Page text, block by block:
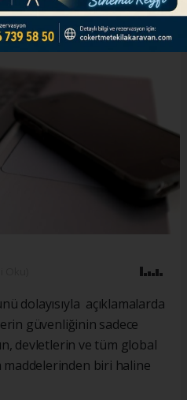
ABONE OL
dolayısıyla açıklamalarda
güvenliğinin sadece
devletlerin ve tüm global
biri haline